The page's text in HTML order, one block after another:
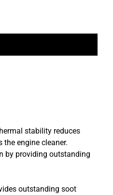
stability reduces
the engine cleaner.
by providing outstanding
outstanding soot